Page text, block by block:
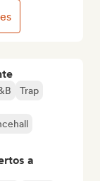
Trap
a